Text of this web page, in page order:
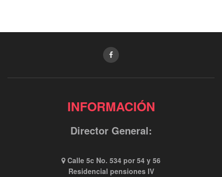
INFORMACIÓN
Director General:
Calle 5c No. 534 por 54 y 56
Residencial pensiones IV